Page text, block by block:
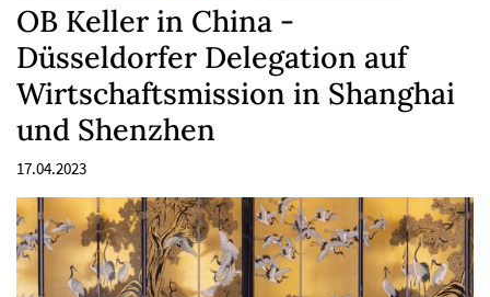
OB Keller in China -
Düsseldorfer Delegation auf
Wirtschaftsmission in Shanghai
und Shenzhen
17.04.2023